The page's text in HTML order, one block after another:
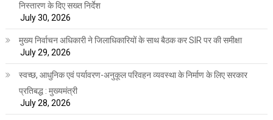
निस्तारण के दिए सख्त निर्देश
July 30, 2026
मुख्य निर्वाचन अधिकारी ने जिलाधिकारियों के साथ बैठक कर SIR पर की समीक्षा
July 29, 2026
स्वच्छ, आधुनिक एवं पर्यावरण-अनुकूल परिवहन व्यवस्था के निर्माण के लिए सरकार
प्रतिबद्ध : मुख्यमंत्री
July 28, 2026